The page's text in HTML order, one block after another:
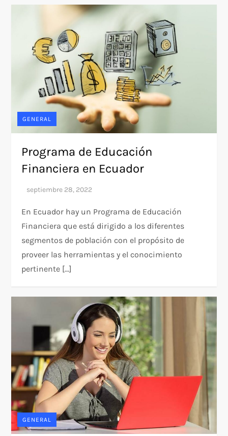
GENERAL
Programa de Educación
Financiera en Ecuador
En Ecuador hay un Programa de Educación
Financiera que está dirigido a los diferentes
segmentos de población con el propósito de
proveer las herramientas y el conocimiento
pertinente […]
GENERAL